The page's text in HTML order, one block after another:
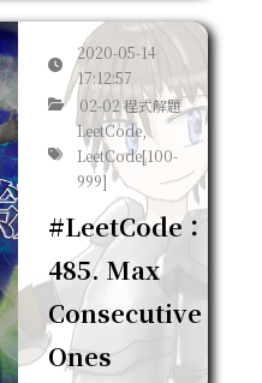
2020-05-14
17:12:57
02-02 程式解題
LeetCode,
LeetCode[100-
999]
#LeetCode：
485. Max
Consecutive
Ones